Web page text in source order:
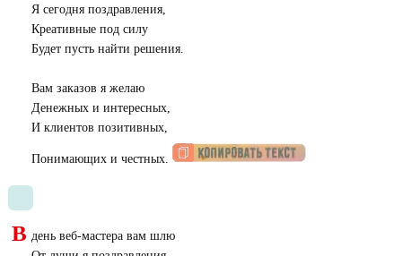
Я сегодня поздравления,
Креативные под силу
Будет пусть найти решения.
Вам заказов я желаю
Денежных и интересных,
И клиентов позитивных,
Понимающих и честных.
В день веб-мастера вам шлю